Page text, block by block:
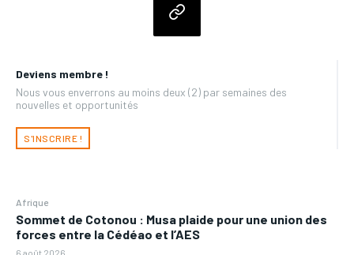
Deviens membre !
Nous vous enverrons au moins deux (2) par semaines des
nouvelles et opportunités
S'INSCRIRE !
Afrique
Sommet de Cotonou : Musa plaide pour une union des
forces entre la Cédéao et l’AES
6 août 2026